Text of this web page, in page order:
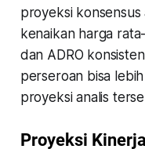
proyeksi
kenaikan harga
dan ADRO
perseroan bisa
proyeksi analis